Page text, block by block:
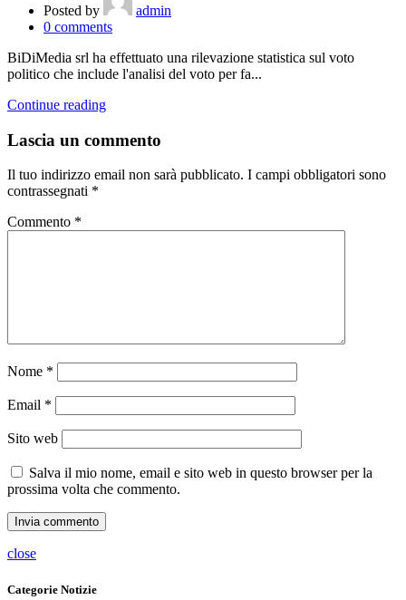
Posted by
admin
0 comments
BiDiMedia srl ha effettuato una rilevazione statistica sul voto
politico che include l'analisi del voto per fa...
Continue reading
Lascia un commento
Il tuo indirizzo email non sarà pubblicato. I campi obbligatori sono
contrassegnati *
Commento *
Nome *
Email *
Sito web
Salva il mio nome, email e sito web in questo browser per la
prossima volta che commento.
close
Categorie Notizie